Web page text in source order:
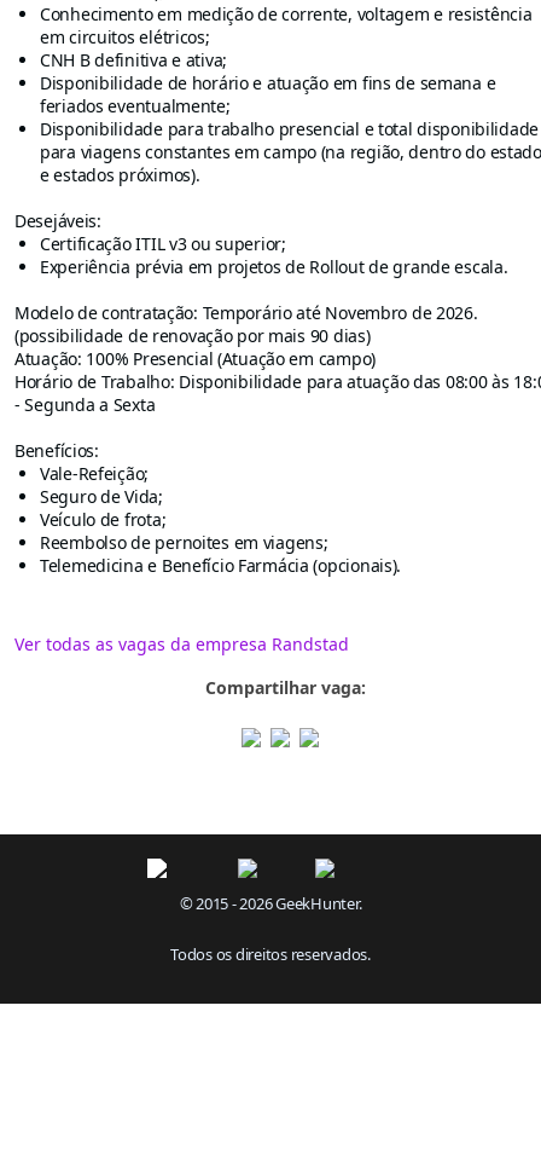
Conhecimento em medição de corrente, voltagem e resistência
em circuitos elétricos;
CNH B definitiva e ativa;
Disponibilidade de horário e atuação em fins de semana e
feriados eventualmente;
Disponibilidade para trabalho presencial e total disponibilidade
para viagens constantes em campo (na região, dentro do estado
e estados próximos).
Desejáveis:
Certificação ITIL v3 ou superior;
Experiência prévia em projetos de Rollout de grande escala.
Modelo de contratação: Temporário até Novembro de 2026.
(possibilidade de renovação por mais 90 dias)
Atuação: 100% Presencial (Atuação em campo)
Horário de Trabalho: Disponibilidade para atuação das 08:00 às
- Segunda a Sexta
Benefícios:
Vale-Refeição;
Seguro de Vida;
Veículo de frota;
Reembolso de pernoites em viagens;
Telemedicina e Benefício Farmácia (opcionais).
Ver todas as vagas da empresa Randstad
Compartilhar vaga:
© 2015 - 2026 GeekHunter.
Todos os direitos reservados.